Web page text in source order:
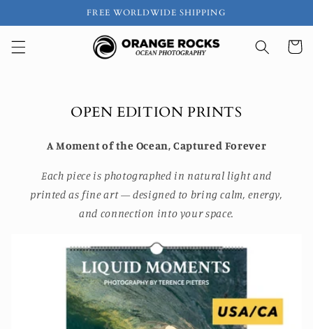
Inhalt
FREE WORLDWIDE SHIPPING
OPEN EDITION PRINTS
A Moment of the Ocean, Captured Forever
Each piece is photographed in natural light and
printed as fine art — designed to bring calm, energy,
and connection into your space.